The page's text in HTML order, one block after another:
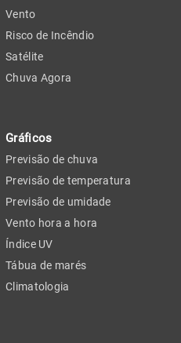
Vento
Risco de Incêndio
Satélite
Chuva Agora
Gráficos
Previsão de chuva
Previsão de temperatura
Previsão de umidade
Vento hora a hora
Índice UV
Tábua de marés
Climatologia